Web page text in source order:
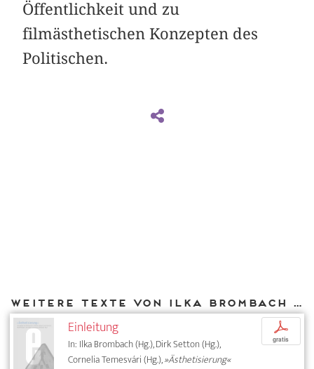
Öffentlichkeit und zu
filmästhetischen Konzepten des
Politischen.
Weitere Texte von Ilka Brombach bei DIAPHANES
Einleitung
In: Ilka Brombach (Hg.), Dirk Setton (Hg.),
Cornelia Temesvári (Hg.),»Ästhetisierung«
p
gratis